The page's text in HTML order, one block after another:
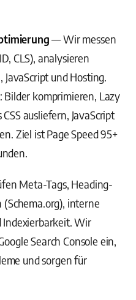
— Wir messen
CLS), analysieren
und Hosting.
komprimieren, Lazy
ausliefern, JavaScript
Ziel ist Page Speed 95+
Meta-Tags, Heading-
interne
Wir
Search Console ein,
und sorgen für